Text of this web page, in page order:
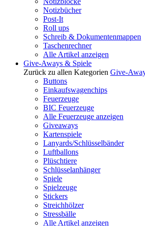
Notizbücher
Post-It
Roll ups
Schreib & Dokumentenmappen
Taschenrechner
Alle Artikel anzeigen
Give-Aways & Spiele
Zurück zu allen Kategorien Give-
Buttons
Einkaufswagenchips
Feuerzeuge
BIC Feuerzeuge
Alle Feuerzeuge anzeigen
Giveaways
Kartenspiele
Lanyards/Schlüsselbänder
Luftballons
Plüschtiere
Schlüsselanhänger
Spiele
Spielzeuge
Stickers
Streichhölzer
Stressbälle
Alle Artikel anzeigen